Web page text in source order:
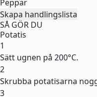
Peppar
Skapa handlingslista
SÅ GÖR DU
Potatis
1
Sätt ugnen på 200°C.
2
Skrubba potatisarna
3